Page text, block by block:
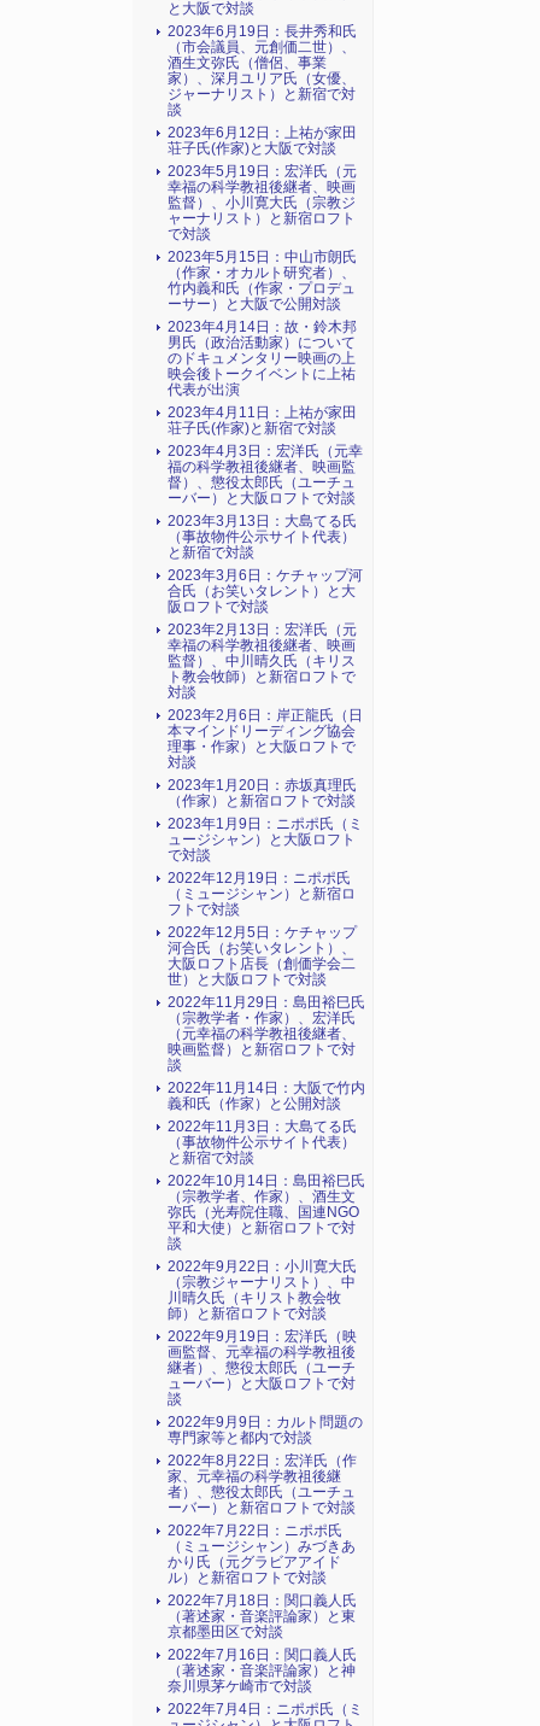
と大阪で対談
2023年6月19日：長井秀和氏
（市会議員、元創価二世）、
酒生文弥氏（僧侶、事業
家）、深月ユリア氏（女優、
ジャーナリスト）と新宿で対
談
2023年6月12日：上祐が家田
荘子氏(作家)と大阪で対談
2023年5月19日：宏洋氏（元
幸福の科学教祖後継者、映画
監督）、小川寛大氏（宗教ジ
ャーナリスト）と新宿ロフト
で対談
2023年5月15日：中山市朗氏
（作家・オカルト研究者）、
竹内義和氏（作家・プロデュ
ーサー）と大阪で公開対談
2023年4月14日：故・鈴木邦
男氏（政治活動家）について
のドキュメンタリー映画の上
映会後トークイベントに上祐
代表が出演
2023年4月11日：上祐が家田
荘子氏(作家)と新宿で対談
2023年4月3日：宏洋氏（元幸
福の科学教祖後継者、映画監
督）、懲役太郎氏（ユーチュ
ーバー）と大阪ロフトで対談
2023年3月13日：大島てる氏
（事故物件公示サイト代表）
と新宿で対談
2023年3月6日：ケチャップ河
合氏（お笑いタレント）と大
阪ロフトで対談
2023年2月13日：宏洋氏（元
幸福の科学教祖後継者、映画
監督）、中川晴久氏（キリス
ト教会牧師）と新宿ロフトで
対談
2023年2月6日：岸正龍氏（日
本マインドリーディング協会
理事・作家）と大阪ロフトで
対談
2023年1月20日：赤坂真理氏
（作家）と新宿ロフトで対談
2023年1月9日：ニポポ氏（ミ
ュージシャン）と大阪ロフト
で対談
2022年12月19日：ニポポ氏
（ミュージシャン）と新宿ロ
フトで対談
2022年12月5日：ケチャップ
河合氏（お笑いタレント）、
大阪ロフト店長（創価学会二
世）と大阪ロフトで対談
2022年11月29日：島田裕巳氏
（宗教学者・作家）、宏洋氏
（元幸福の科学教祖後継者、
映画監督）と新宿ロフトで対
談
2022年11月14日：大阪で竹内
義和氏（作家）と公開対談
2022年11月3日：大島てる氏
（事故物件公示サイト代表）
と新宿で対談
2022年10月14日：島田裕巳氏
（宗教学者、作家）、酒生文
弥氏（光寿院住職、国連NGO
平和大使）と新宿ロフトで対
談
2022年9月22日：小川寛大氏
（宗教ジャーナリスト）、中
川晴久氏（キリスト教会牧
師）と新宿ロフトで対談
2022年9月19日：宏洋氏（映
画監督、元幸福の科学教祖後
継者）、懲役太郎氏（ユーチ
ューバー）と大阪ロフトで対
談
2022年9月9日：カルト問題の
専門家等と都内で対談
2022年8月22日：宏洋氏（作
家、元幸福の科学教祖後継
者）、懲役太郎氏（ユーチュ
ーバー）と新宿ロフトで対談
2022年7月22日：ニポポ氏
（ミュージシャン）みづきあ
かり氏（元グラビアアイド
ル）と新宿ロフトで対談
2022年7月18日：関口義人氏
（著述家・音楽評論家）と東
京都墨田区で対談
2022年7月16日：関口義人氏
（著述家・音楽評論家）と神
奈川県茅ケ崎市で対談
2022年7月4日：ニポポ氏（ミ